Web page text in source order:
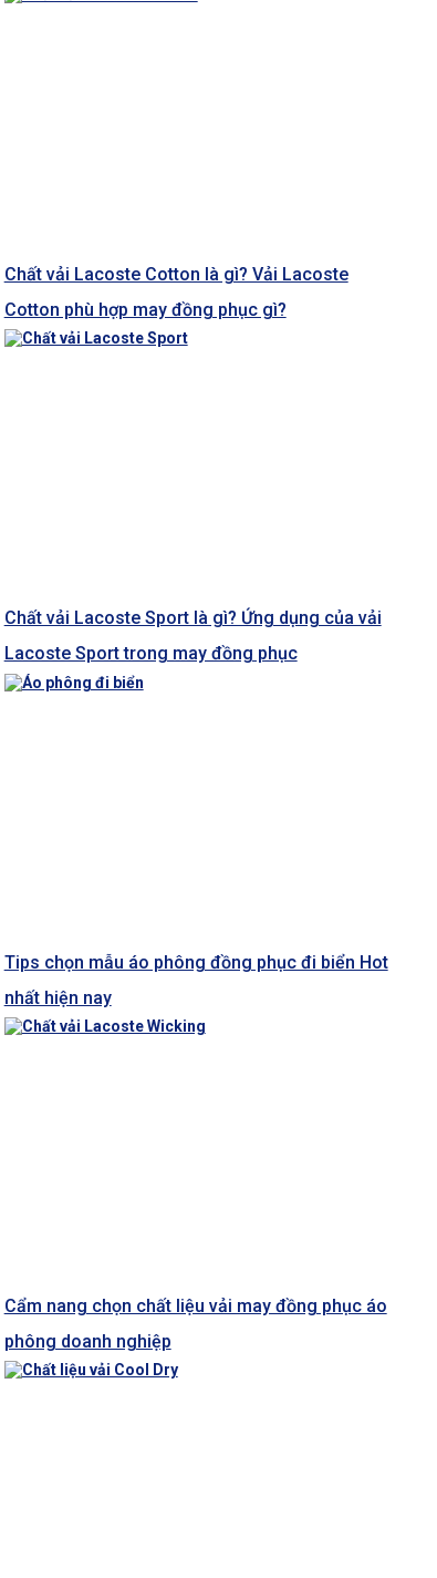
Chất vải Lacoste Cotton là gì? Vải Lacoste
Cotton phù hợp may đồng phục gì?
Chất vải Lacoste Sport là gì? Ứng dụng của vải
Lacoste Sport trong may đồng phục
Tips chọn mẫu áo phông đồng phục đi biển Hot
nhất hiện nay
Cẩm nang chọn chất liệu vải may đồng phục áo
phông doanh nghiệp